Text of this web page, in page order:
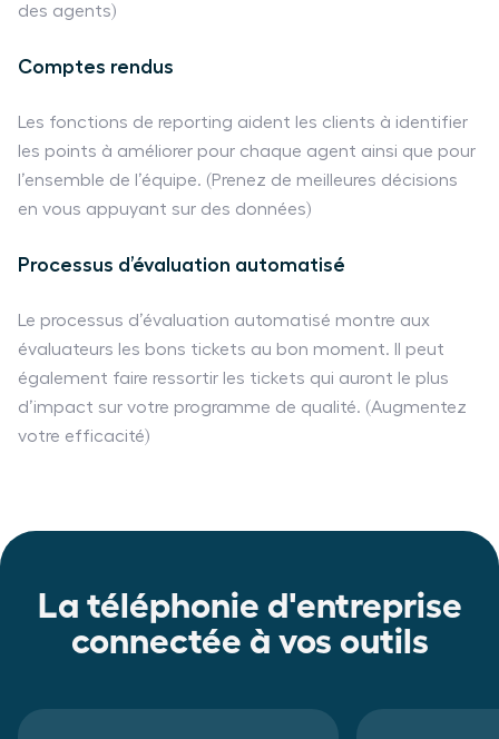
des agents)
Comptes rendus
Les fonctions de reporting aident les clients à identifier
les points à améliorer pour chaque agent ainsi que pour
l’ensemble de l’équipe. (Prenez de meilleures décisions
en vous appuyant sur des données)
Processus d’évaluation automatisé
Le processus d’évaluation automatisé montre aux
évaluateurs les bons tickets au bon moment. Il peut
également faire ressortir les tickets qui auront le plus
d’impact sur votre programme de qualité. (Augmentez
votre efficacité)
La téléphonie d'entreprise
connectée à vos outils